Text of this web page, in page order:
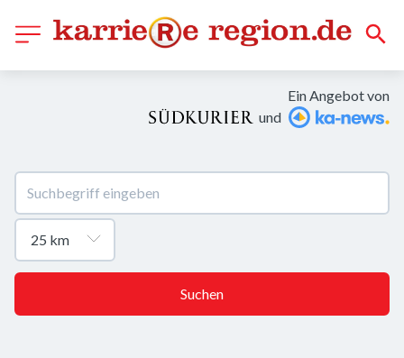
Ein Angebot von
und
Suchen